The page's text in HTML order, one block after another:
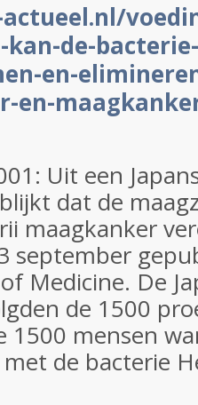
de-
en-
en-
Uit een
dat de
maagkanker
september
Medicine. De
de 1500
1500 mensen
de bacterie